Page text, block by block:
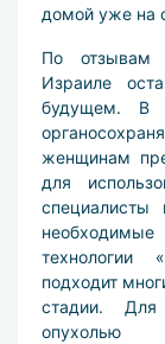
домой уже на
По отзывам
Израиле
будущем. В
женщинам
для
технологии
подходит
стадии. Для
опухолью